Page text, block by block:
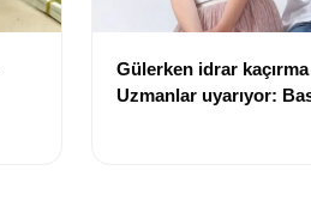
Gülerken idrar
Uzmanlar uyarıyor: